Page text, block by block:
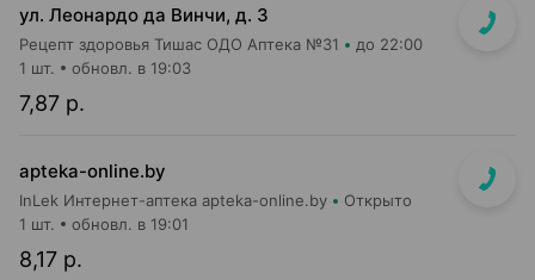
ул. Леонардо да Винчи, д. 3
Рецепт здоровья Тишас ОДО Аптека №31 до 22:00
7,87 р.
1 шт. обновл. в 19:03
apteka-online.by
InLek Интернет-аптека apteka-online.by Открыто
8,17 р.
1 шт. обновл. в 19:01